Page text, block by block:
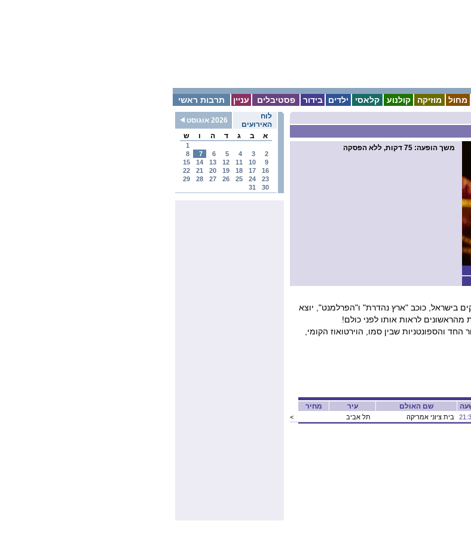
תרבות ראשי עניין פסטיבלים בידור ילדים קלאסי קולנוע מוזיקה מחול
לוח
האירועים
2026 אוגוסט
א
ב ג ד ה ו ש
1
2
3
4
5
6
7
8
9
10
11
12
13
14
15
16
17
18
19
20
21
22
23
24
25
26
27
28
29
30
31
משך הופעה: 75 דקות, ללא הפסקה
בישראל, כוכב "ארץ נהדרת" ו"הפרלמנט", יוצא
מהראשונים לראות אותו לפני כולם!
והספונטניות שבין סמו, הוירטואוז הקומי,
מחיר עיר שם האולם
< תל אביב בית ציוני אמריקה